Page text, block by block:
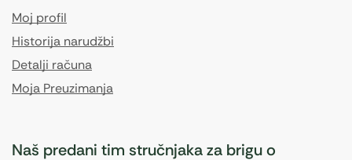
Moj profil
Historija narudžbi
Detalji računa
Moja Preuzimanja
Naš predani tim stručnjaka za brigu o